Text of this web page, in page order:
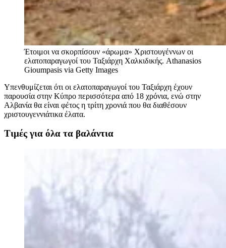
Έτοιμοι να σκορπίσουν «άρωμα» Χριστουγέννων οι
ελατοπαραγωγοί του Ταξιάρχη Χαλκιδικής. Athanasios
Gioumpasis via Getty Images
Υπενθυμίζεται ότι οι ελατοπαραγωγοί του Ταξιάρχη έχουν
παρουσία στην Κύπρο περισσότερα από 18 χρόνια, ενώ στην
Αλβανία θα είναι φέτος η τρίτη χρονιά που θα διαθέσουν
χριστουγεννιάτικα έλατα.
Τιμές για όλα τα βαλάντια